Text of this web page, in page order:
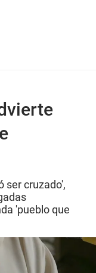
ser cruzado',
'pueblo que